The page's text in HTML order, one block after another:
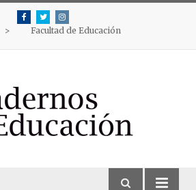
FacebookTwitterInstagram
> Facultad de Educación